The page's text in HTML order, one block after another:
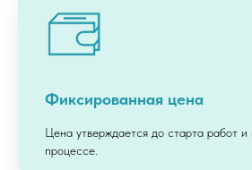
Фиксированная цена
Цена утверждается до старта работ и
процессе.